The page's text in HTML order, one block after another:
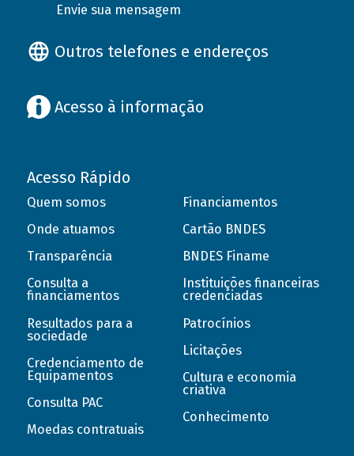
Envie sua mensagem
Outros telefones e endereços
Acesso à informação
Acesso Rápido
Quem somos
Onde atuamos
Transparência
Consulta a
financiamentos
Resultados para a
sociedade
Credenciamento de
Equipamentos
Consulta PAC
Moedas contratuais
Financiamentos
Cartão BNDES
BNDES Finame
Instituições financeiras
credenciadas
Patrocínios
Licitações
Cultura e economia
criativa
Conhecimento